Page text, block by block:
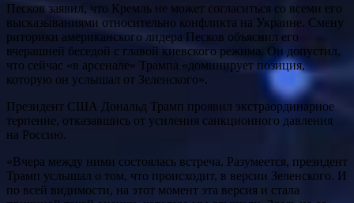
Песков заявил, что Кремль не может согласиться со всеми его
высказываниями относительно конфликта на Украине. Смену
риторики американского лидера Песков объяснил его
вчерашней беседой с главой киевского режима. Он допустил,
что сейчас «в арсенале» Трампа «доминирует позиция,
которую он услышал от Зеленского».
Президент США Дональд Трамп проявил экстраординарное
терпение, отказавшись от усиления санкционного давления
на Россию.
«Вчера между ними состоялась встреча. Разумеется, президент
Трамп услышал о том, что происходит, в версии Зеленского. И
по всей видимости, на этот момент эта версия и стала